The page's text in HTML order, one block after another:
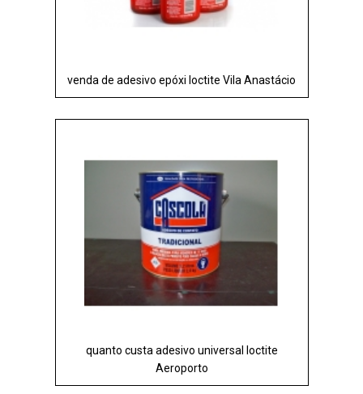
venda de adesivo epóxi loctite Vila Anastácio
quanto custa adesivo universal loctite
Aeroporto